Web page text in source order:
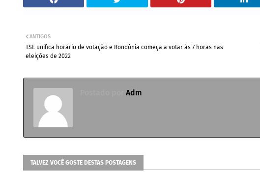
ANTIGOS
TSE unifica horário de votação e Rondônia começa a votar às 7 horas nas
eleições de 2022
Adm
TALVEZ VOCÊ GOSTE DESTAS POSTAGENS